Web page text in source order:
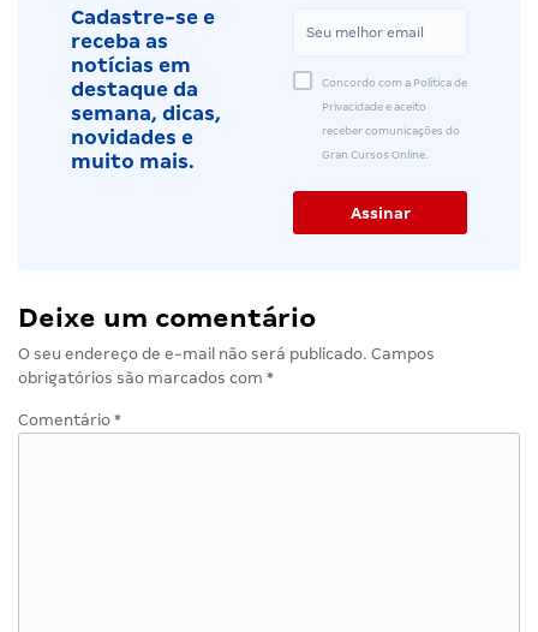
Cadastre-se e
receba as
notícias em
destaque da
semana, dicas,
novidades e
muito mais.
Concordo com a Política de
Privacidade e aceito
receber comunicações do
Gran Cursos Online.
Deixe um comentário
O seu endereço de e-mail não será publicado. Campos
obrigatórios são marcados com *
Comentário *